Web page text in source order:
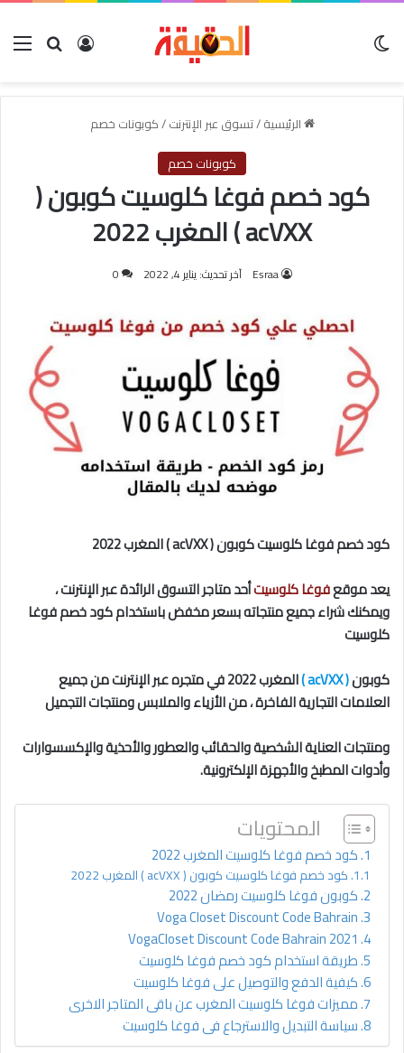
بحث عنتسجيل
الرئيسية/تسوق عبر الإنترنت/كوبونات خصم
كوبونات خصم
كود خصم فوغا كلوسيت كوبون (
acVXX ) المغرب 2022
Esraa آخر تحديث: يناير 4, 2022 0
كود خصم فوغا كلوسيت كوبون ( acVXX ) المغرب 2022
يعد موقعفوغا كلوسيتأحد متاجر التسوق الرائدة عبر الإنترنت ،
ويمكنك شراء جميع منتجاته بسعر مخفض باستخدام كود خصم فوغا
كلوسيت
كوبون( acVXX )
المغرب 2022 في متجره عبر الإنترنت من جميع
العلامات التجارية الفاخرة ، من الأزياء والملابس ومنتجات التجميل
ومنتجات العناية الشخصية والحقائب والعطور والأحذية والإكسسوارات
وأدوات المطبخ والأجهزة الإلكترونية.
المحتويات
كود خصم فوغا كلوسيت المغرب 2022
كود خصم فوغا كلوسيت كوبون ( acVXX ) المغرب 2022
كوبون فوغا كلوسيت رمضان 2022
Voga Closet Discount Code Bahrain
VogaCloset Discount Code Bahrain 2021
طريقة استخدام كود خصم فوغا كلوسيت
كيفية الدفع والتوصيل على فوغا كلوسيت
مميزات فوغا كلوسيت المغرب عن باقى المتاجر الاخرى
سياسة التبديل والاسترجاع فى فوغا كلوسيت